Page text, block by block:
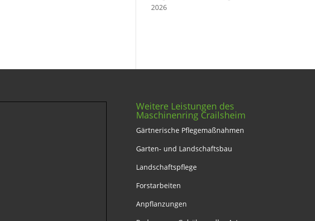
2026
Weitere Leistungen des
Maschinenring Crailsheim
Gärtnerische Pflegemaßnahmen
Garten- und Landschaftsbau
Landschaftspflege
Forstarbeiten
Anpflanzungen